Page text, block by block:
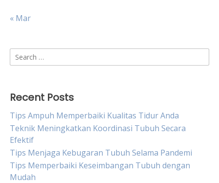
« Mar
Search
for:
Recent Posts
Tips Ampuh Memperbaiki Kualitas Tidur Anda
Teknik Meningkatkan Koordinasi Tubuh Secara
Efektif
Tips Menjaga Kebugaran Tubuh Selama Pandemi
Tips Memperbaiki Keseimbangan Tubuh dengan
Mudah